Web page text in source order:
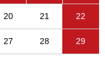
20 21 22
27 28 29